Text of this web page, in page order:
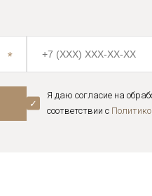
Я даю согласие на
соответствии с